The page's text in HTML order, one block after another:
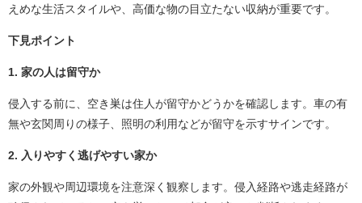
えめな生活スタイルや、高価な物の目立たない収納が重要です。
下見ポイント
1. 家の人は留守か
侵入する前に、空き巣は住人が留守かどうかを確認します。車の有
無や玄関周りの様子、照明の利用などが留守を示すサインです。
2. 入りやすく逃げやすい家か
家の外観や周辺環境を注意深く観察します。侵入経路や逃走経路が